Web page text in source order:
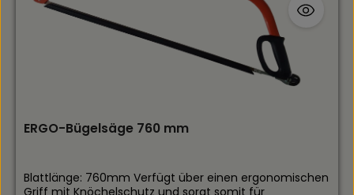
ERGO-Bügelsäge 760 mm
Blattlänge: 760mm Verfügt über einen ergonomischen